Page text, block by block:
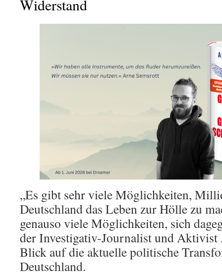
Widerstand
„Es gibt sehr viele Möglichkeiten,
Deutschland das Leben zur Hölle zu
genauso viele Möglichkeiten, sich
der Investigativ-Journalist und
Blick auf die aktuelle politische
Deutschland.